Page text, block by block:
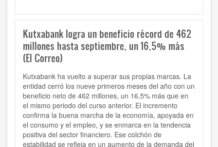
Kutxabank logra un beneficio récord de 462
millones hasta septiembre, un 16,5% más
(El Correo)
Kutxabank ha vuelto a superar sus propias marcas. La
entidad cerró los nueve primeros meses del año con un
beneficio neto de 462 millones, un 16,5% más que en
el mismo periodo del curso anterior. El incremento
confirma la buena marcha de la economía, apoyada en
el consumo y el empleo, y se enmarca en la tendencia
positiva del sector financiero. Ese colchón de
estabilidad se refleja en un aumento de la demanda del